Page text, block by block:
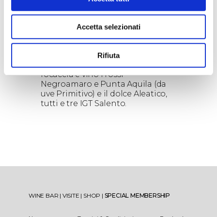
Accetta selezionati
Rifiuta
All’inaugurazione – che anticipa
l’anteprima toscana di Sposerò
Nichi Vendola (regia di Andrea
Costantino) – Tenute Rubino
offrirà in degustazione al buffet
tipicamente pugliese fatto di
focaccia e vino i rossi
Negroamaro e Punta Aquila (da
uve Primitivo) e il dolce Aleatico,
tutti e tre IGT Salento.
WINE BAR | VISITE | SHOP | SPECIAL MEMBERSHIP